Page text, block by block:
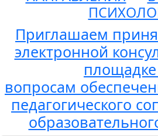
Приглашаем
электронной
вопросам
педагогического